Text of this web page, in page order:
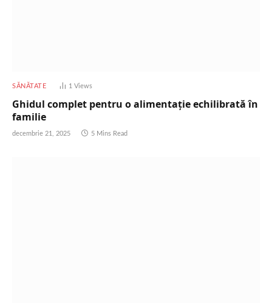
SĂNĂTATE 1Views
Ghidul complet pentru o alimentație echilibrată în
familie
decembrie 21, 2025 5 Mins Read